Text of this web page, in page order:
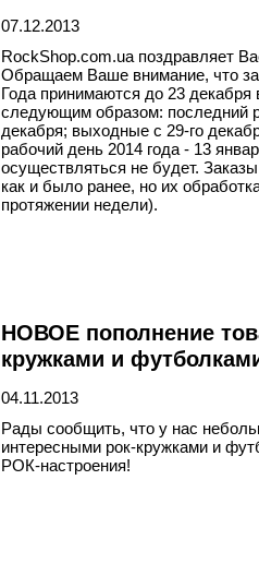
07.12.2013
RockShop.com.ua поздравляет
Обращаем Ваше внимание, что
Года принимаются до 23
следующим образом: последний
декабря; выходные с 29-го
рабочий день 2014 года - 13
осуществляться не будет.
как и было ранее, но их
протяжении недели).
НОВОЕ пополнение
кружками и
04.11.2013
Рады сообщить, что у нас
интересными рок-кружками и
РОК-настроения!